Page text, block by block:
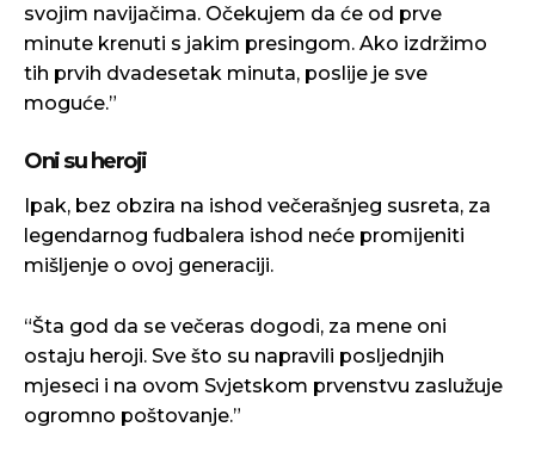
svojim navijačima. Očekujem da će od prve
minute krenuti s jakim presingom. Ako izdržimo
tih prvih dvadesetak minuta, poslije je sve
moguće.”
Oni su heroji
Ipak, bez obzira na ishod večerašnjeg susreta, za
legendarnog fudbalera ishod neće promijeniti
mišljenje o ovoj generaciji.
“Šta god da se večeras dogodi, za mene oni
ostaju heroji. Sve što su napravili posljednjih
mjeseci i na ovom Svjetskom prvenstvu zaslužuje
ogromno poštovanje.”